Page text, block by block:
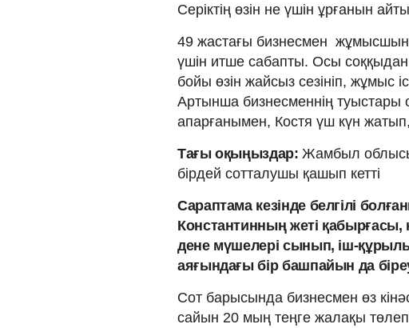
Серіктің өзін не үшін ұрғанын
49 жастағы бизнесмен
үшін итше сабапты. Осы
бойы өзін жайсыз сезініп,
Артынша бизнесменнің туыстары
апарғанымен, Костя үш күн
Тағы оқыңыздар: Жамбыл
бірдей сотталушы қашып кетті
Сараптама кезінде белгілі
Константинның жеті
дене мүшелері сынып, іш-
аяғындағы бір башпайын да
Сот барысында бизнесмен өз
сайын 20 мың теңге жалақы